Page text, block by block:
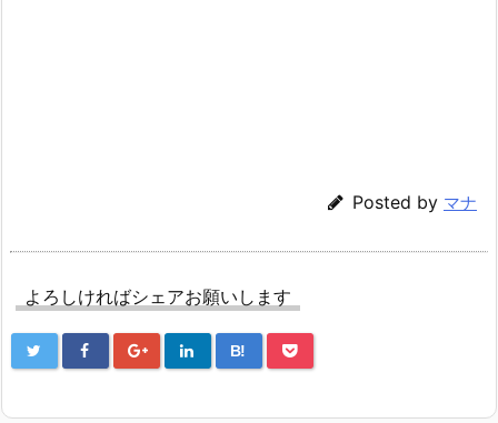
Posted by マナ
よろしければシェアお願いします
B!